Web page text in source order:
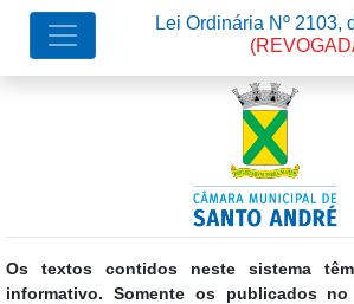
Os textos contidos neste sistema têm
informativo. Somente os publicados
Lei Ordinária Nº 2103,